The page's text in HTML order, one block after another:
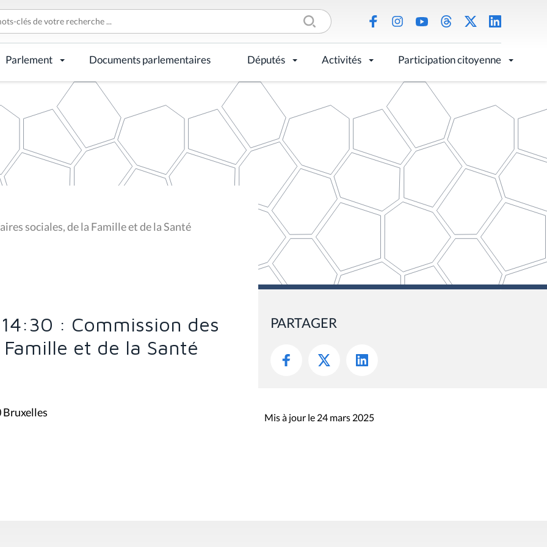
Parlement Documents parlementaires Députés Activités Participation citoyenne
sociales, de la Famille et de la Santé
: Commission des
et de la Santé
Bruxelles
PARTAGER
Mis à jour le 24 mars 2025